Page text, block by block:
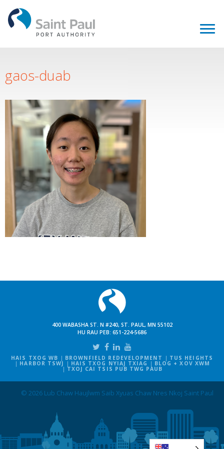
gaos-duab
400 WABASHA ST. N #240, ST. PAUL, MN 55102
HU RAU PEB: 651-224-5686
HAIS TXOG WB BROWNFIELD REDEVELOPMENT TUS HEIGHTS
HARBOR TSWJ HAIS TXOG NYIAJ TXIAG BLOG + XOV XWM
TXOJ CAI TSIS PUB TWG PAUB
© 2026 Lub Chaw Haujlwm Saib Xyuas Chaw Nres Nkoj Saint Paul